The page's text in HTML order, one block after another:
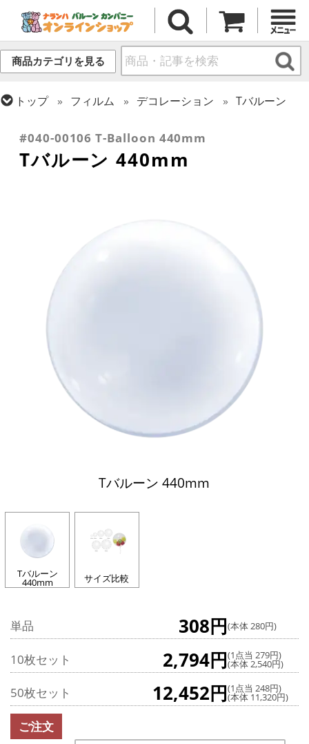
商品カテゴリを見る
トップ フィルム デコレーション
Tバルーン
#040-00106 T-Balloon 440mm
Tバルーン 440mm
Tバルーン 440mm
Tバルーン
440mm サイズ比較
単品 308円(本体 280円)
10枚セット 2,794円(1点当 279円)
(本体 2,540円)
50枚セット 12,452円(1点当 248円)
(本体 11,320円)
ご注文